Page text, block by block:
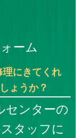
ーム
にきてくれ
ょうか？
センターの
タッフに